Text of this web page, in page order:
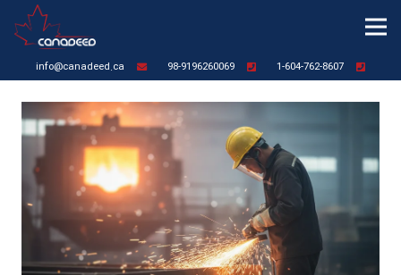
1-604-762-8607
98-9196260069
info@canadeed.ca